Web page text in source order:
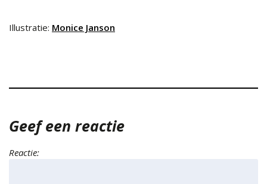
Illustratie: Monice Janson
Geef een reactie
Reactie: